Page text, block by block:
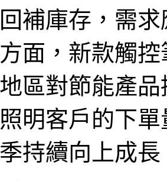
補庫存，需
面，新款觸
區對節能產
明客戶的下
持續向上成長